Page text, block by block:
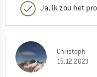
Ja, ik zou het
Christoph
15.12.2023